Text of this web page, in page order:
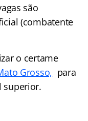
são
(combatente
o certame
Grosso, para
superior.